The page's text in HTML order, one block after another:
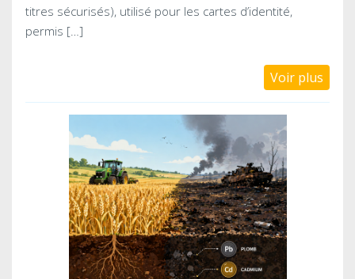
titres sécurisés), utilisé pour les cartes d’identité,
permis […]
Voir plus